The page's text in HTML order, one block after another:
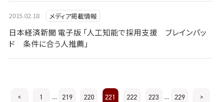
2015.02.18 メディア掲載情報
日本経済新聞 電子版 「人工知能で採用支援 ブレインパッ
ド 条件に合う人推薦」
< 1 … 219 220 221 222 223 … 229 >